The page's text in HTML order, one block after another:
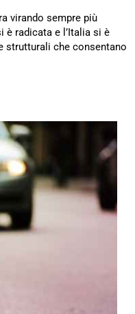
virando sempre più
è radicata e l’Italia si è
strutturali che consentano